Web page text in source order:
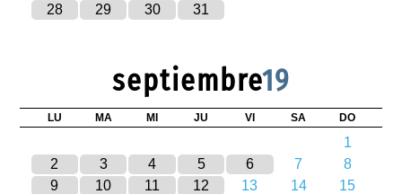
28
29 30 31
septiembre19
LU MA MI JU VI SA DO
1
2
3 4 5 6 7
8
9
10 11 12 13 14
15